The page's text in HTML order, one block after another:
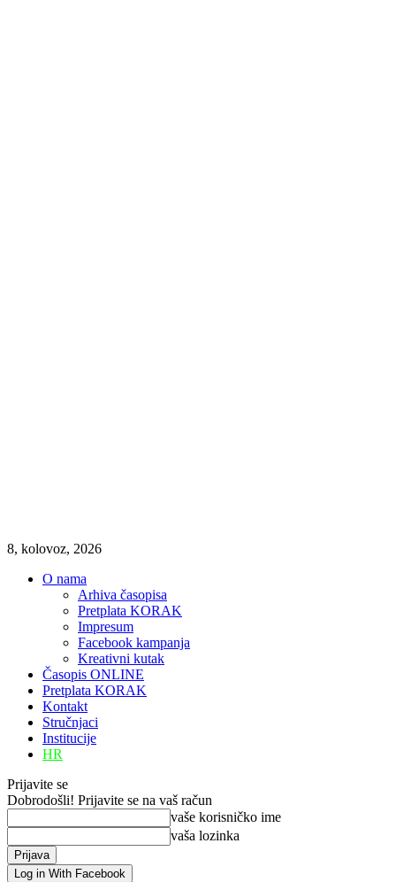
8, kolovoz, 2026
O nama
Arhiva časopisa
Pretplata KORAK
Impresum
Facebook kampanja
Kreativni kutak
Časopis ONLINE
Pretplata KORAK
Kontakt
Stručnjaci
Institucije
HR
Prijavite se
Dobrodošli! Prijavite se na vaš račun
vaše korisničko ime
vaša lozinka
Log in With Facebook